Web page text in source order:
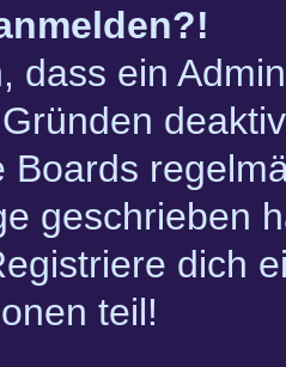
dass ein
Boards
geschrieben
dich
teil!